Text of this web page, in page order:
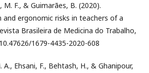
M. F., & Guimarães, B. (2020).
and ergonomic risks in teachers of a
Brasileira de Medicina do Trabalho,
1679-4435-2020-608
Ehsani, F., Behtash, H., & Ghanipour,